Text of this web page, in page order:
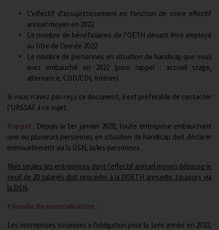
L’effectif d’assujettissement en fonction de votre effectif
annuel moyen en 2022
Le nombre de bénéficiaires de l’OETH devant être employé
au titre de l’année 2022
Le nombre de personnes en situation de handicap que vous
avez embauché en 2022 (pour rappel : accueil stage,
alternance, CDD/CDI, Intérim)
Si vous n’avez pas reçu ce document, il est préférable de contacter
l’URSSAF à ce sujet.
Rappel : Depuis le 1er janvier 2020, toute entreprise embauchant
une ou plusieurs personnes en situation de handicap doit déclarer
mensuellement via la DSN, la/les personnes.
Mais seules les entreprises dont l’effectif annuel moyen dépasse le
seuil de 20 salariés doit procéder à la DOETH annuelle, toujours via
la DSN.
Période de neutralisation :
Les entreprises soumises à l’obligation pour la 1ere année en 2022,